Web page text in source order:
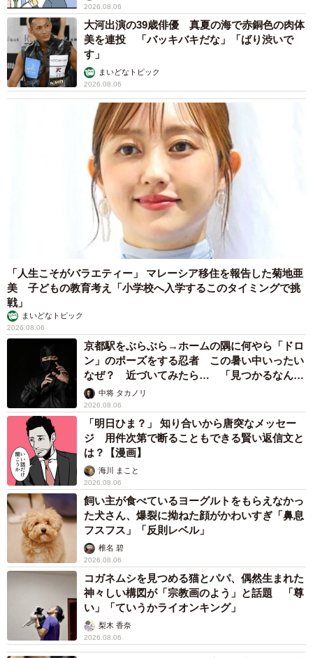
2026.08.06
大河出演の39歳俳優 真夏の海で赤銅色の肉体
美を連投 「バッキバキだな」「ばり渋いで
す」
まいどなトピック
2026.08.06
「人生こそがバラエティー」 マレーシア移住を報告した菊地亜
美 子どもの教育考え「小学校へ入学するこのタイミングで挑
戦」
まいどなトピック
2026.08.06
京都駅をぶらぶら→ホームの隅に何やら「ドロ
ン」のポーズをする忍者 この暑い中いったい
なぜ？ 近づいてみたら… 「見つかるなんて
未熟」中将 タカノリ
2026.08.06
「明日ひま？」 知り合いから唐突なメッセー
ジ 用件次第で断ることもできる賢い返信文と
は？【漫画】
海川 まこと
2026.08.06
飼い主が食べているヨーグルトをもらえなかっ
た犬さん、爆裂に拗ねた顔がかわいすぎ「鼻息
フスフス」「反則レベル」
椎名 碧
2026.08.06
コガネムシを見つめる猫とパパ、偶然生まれた
神々しい構図が「宗教画のよう」と話題 「尊
い」「ていうかライオンキング」
梨木 香奈
2026.08.06